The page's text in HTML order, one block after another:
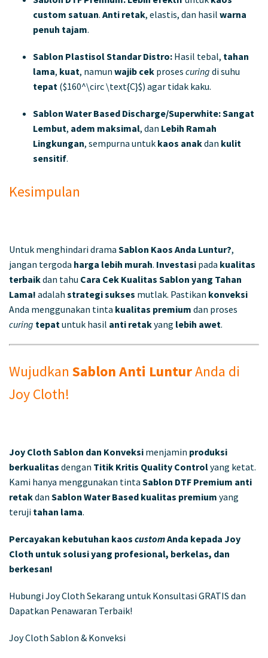
custom satuan. Anti retak, elastis, dan hasil warna
penuh tajam.
Sablon Plastisol Standar Distro: Hasil tebal, tahan
lama, kuat, namun wajib cek proses curing di suhu
tepat ($160^\circ \text{C}$) agar tidak kaku.
Sablon Water Based Discharge/Superwhite:Sangat
Lembut, adem maksimal, dan Lebih Ramah
Lingkungan, sempurna untuk kaos anakdan kulit
sensitif.
Kesimpulan
Untuk menghindari drama Sablon Kaos Anda Luntur?,
jangan tergoda harga lebih murah. Investasi pada kualitas
terbaikdan tahu Cara Cek Kualitas Sablon yang Tahan
Lama! adalah strategi sukses mutlak. Pastikan konveksi
Anda menggunakan tinta kualitas premium dan proses
curing tepatuntuk hasil anti retakyang lebih awet.
Wujudkan Sablon Anti LunturAnda di
Joy Cloth!
Joy Cloth Sablon dan Konveksi menjamin produksi
berkualitas dengan Titik Kritis Quality Controlyang ketat.
Kami hanya menggunakan tinta Sablon DTF Premium anti
retakdan Sablon Water Based kualitas premium yang
teruji tahan lama.
Percayakan kebutuhan kaos customAnda kepada Joy
Cloth untuk solusi yang profesional, berkelas, dan
berkesan!
Hubungi Joy Cloth Sekarang untuk Konsultasi GRATIS dan
Dapatkan Penawaran Terbaik!
Joy Cloth Sablon & Konveksi